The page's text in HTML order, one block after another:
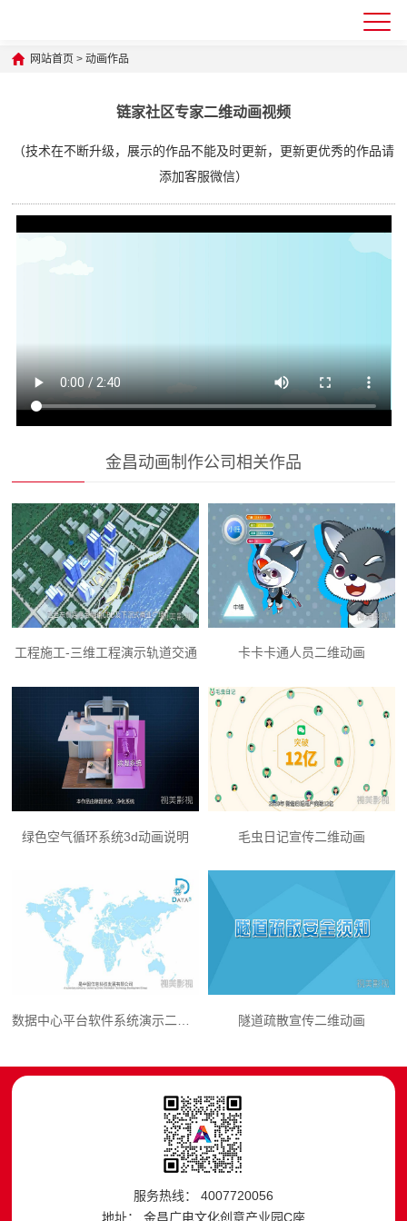
网站首页 >动画作品
链家社区专家二维动画视频
（技术在不断升级，展示的作品不能及时更新，更新更优秀的作品请
添加客服微信）
金昌动画制作公司相关作品
工程施工-三维工程演示轨道交通 卡卡卡通人员二维动画
绿色空气循环系统3d动画说明 毛虫日记宣传二维动画
隧道疏散宣传二维动画
服务热线： 4007720056
地址： 金昌广电文化创意产业园C座